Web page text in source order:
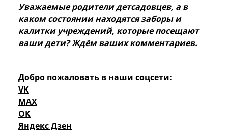
Уважаемые родители детсадовцев, а в
каком состоянии находятся заборы и
калитки учреждений, которые посещают
ваши дети? Ждём ваших комментариев.
Добро пожаловать в наши соцсети:
VK
MAX
OK
Яндекс Дзен